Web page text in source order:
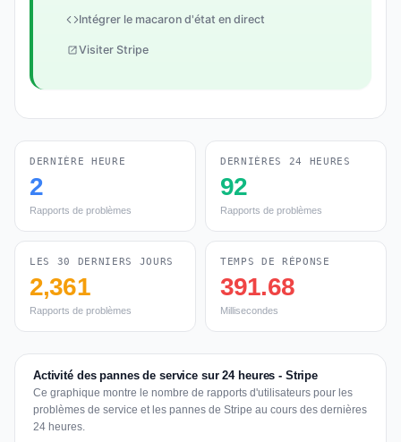
Intégrer le macaron d'état en direct
Visiter Stripe
DERNIÈRE HEURE
2
Rapports de problèmes
DERNIÈRES 24 HEURES
92
Rapports de problèmes
LES 30 DERNIERS JOURS
2,361
Rapports de problèmes
TEMPS DE RÉPONSE
391.68
Millisecondes
Activité des pannes de service sur 24 heures - Stripe
Ce graphique montre le nombre de rapports d'utilisateurs pour les
problèmes de service et les pannes de Stripe au cours des dernières
24 heures.